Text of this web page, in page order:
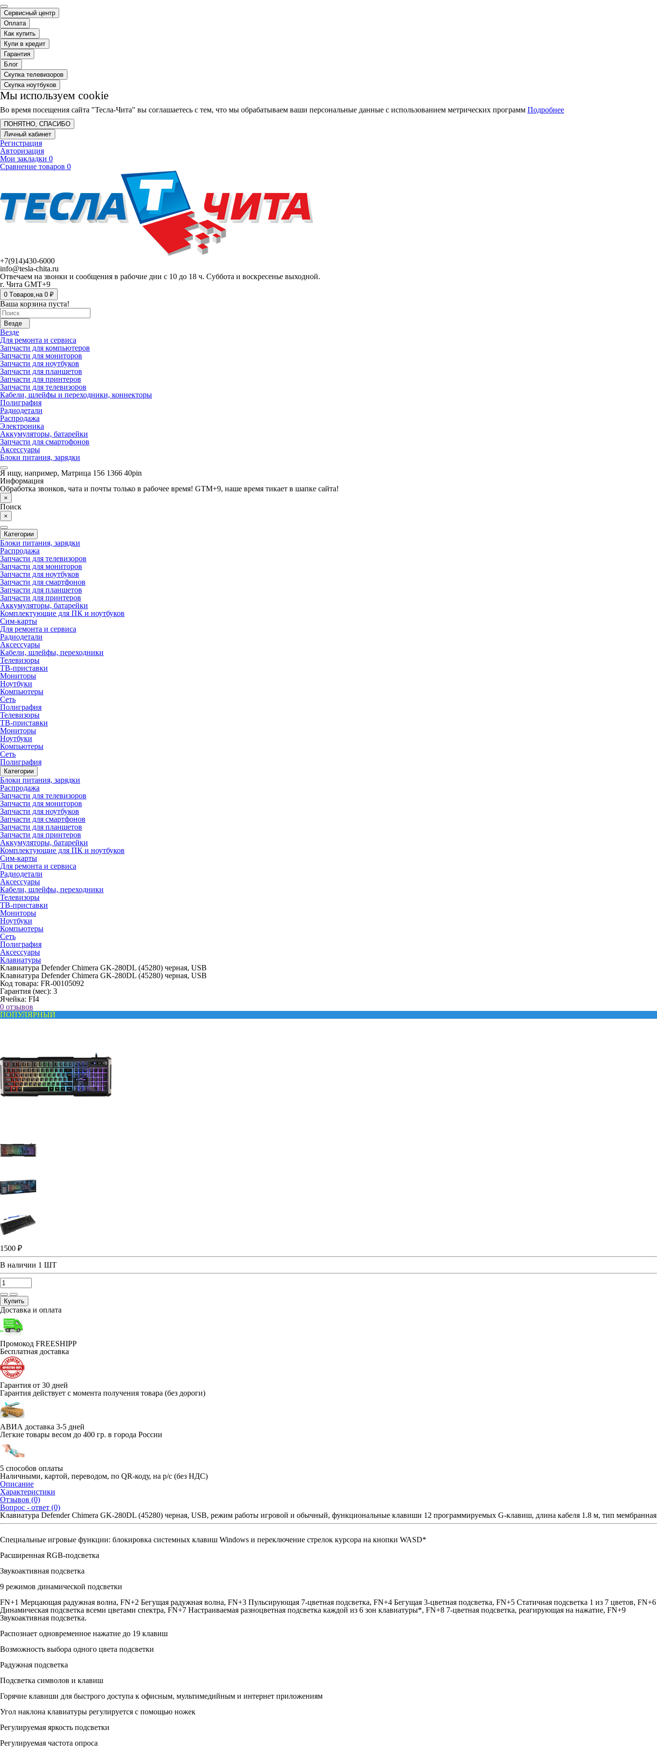
Сервисный центр
Оплата
Как купить
Купи в кредит
Гарантия
Блог
Скупка телевизоров
Скупка ноутбуков
Мы используем cookie
Во время посещения сайта "Тесла-Чита" вы соглашаетесь с тем, что мы обрабатываем ваши персональные данные с использованием метрических программ Подробнее
ПОНЯТНО, СПАСИБО
Личный кабинет
Регистрация
Авторизация
Мои закладки 0
Сравнение товаров 0
+7(914)430-6000
info@tesla-chita.ru
Отвечаем на звонки и сообщения в рабочие дни с 10 до 18 ч. Суббота и воскресенье выходной.
г. Чита GMT+9
0 Tоваров,на 0 ₽
Ваша корзина пуста!
Везде
Везде
Для ремонта и сервиса
Запчасти для компьютеров
Запчасти для мониторов
Запчасти для ноутбуков
Запчасти для планшетов
Запчасти для принтеров
Запчасти для телевизоров
Кабели, шлейфы и переходники, коннекторы
Полиграфия
Радиодетали
Распродажа
Электроника
Аккумуляторы, батарейки
Запчасти для смартофонов
Аксессуары
Блоки питания, зарядки
Я ищу, например, Матрица 156 1366 40pin
Информация
Обработка звонков, чата и почты только в рабочее время! GTM+9, наше время тикает в шапке сайта!
×
Поиск
×
Категории
Блоки питания, зарядки
Распродажа
Запчасти для телевизоров
Запчасти для мониторов
Запчасти для ноутбуков
Запчасти для смартфонов
Запчасти для планшетов
Запчасти для принтеров
Аккумуляторы, батарейки
Комплектующие для ПК и ноутбуков
Сим-карты
Для ремонта и сервиса
Радиодетали
Аксессуары
Кабели, шлейфы, переходники
Телевизоры
ТВ-приставки
Мониторы
Ноутбуки
Компьютеры
Сеть
Полиграфия
Телевизоры
ТВ-приставки
Мониторы
Ноутбуки
Компьютеры
Сеть
Полиграфия
Категории
Блоки питания, зарядки
Распродажа
Запчасти для телевизоров
Запчасти для мониторов
Запчасти для ноутбуков
Запчасти для смартфонов
Запчасти для планшетов
Запчасти для принтеров
Аккумуляторы, батарейки
Комплектующие для ПК и ноутбуков
Сим-карты
Для ремонта и сервиса
Радиодетали
Аксессуары
Кабели, шлейфы, переходники
Телевизоры
ТВ-приставки
Мониторы
Ноутбуки
Компьютеры
Сеть
Полиграфия
Аксессуары
Клавиатуры
Клавиатура Defender Chimera GK-280DL (45280) черная, USB
Клавиатура Defender Chimera GK-280DL (45280) черная, USB
Код товара: FR-00105092
Гарантия (мес): 3
Ячейка: FI4
0 отзывов
ПОПУЛЯРНЫЙ
1500 ₽
В наличии 1 ШТ
Купить
Доставка и оплата
Промокод FREESHIPP
Бесплатная доставка
Гарантия от 30 дней
Гарантия действует с момента получения товара (без дороги)
АВИА доставка 3-5 дней
Легкие товары весом до 400 гр. в города России
5 способов оплаты
Наличными, картой, переводом, по QR-коду, на р/с (без НДС)
Описание
Характеристики
Отзывов (0)
Вопрос - ответ (0)
Клавиатура Defender Chimera GK-280DL (45280) черная, USB, режим работы игровой и обычный, функциональные клавиши 12 программируемых G-клавиш, длина кабеля 1.8 м, тип мембранная
Специальные игровые функции: блокировка системных клавиш Windows и переключение стрелок курсора на кнопки WASD*
Расширенная RGB-подсветка
Звукоактивная подсветка
9 режимов динамической подсветки
FN+1 Мерцающая радужная волна, FN+2 Бегущая радужная волна, FN+3 Пульсирующая 7-цветная подсветка, FN+4 Бегущая 3-цветная подсветка, FN+5 Статичная подсветка 1 из 7 цветов, FN+6
Динамическая подсветка всеми цветами спектра, FN+7 Настраиваемая разноцветная подсветка каждой из 6 зон клавиатуры*, FN+8 7-цветная подсветка, реагирующая на нажатие, FN+9
Звукоактивная подсветка.
Распознает одновременное нажатие до 19 клавиш
Возможность выбора одного цвета подсветки
Радужная подсветка
Подсветка символов и клавиш
Горячие клавиши для быстрого доступа к офисным, мультимедийным и интернет приложениям
Угол наклона клавиатуры регулируется с помощью ножек
Регулируемая яркость подсветки
Регулируемая частота опроса